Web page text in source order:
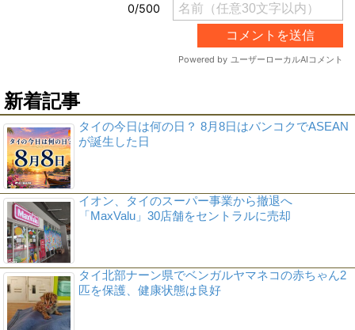
新着記事
タイの今日は何の日？ 8月8日はバンコクでASEAN
が誕生した日
イオン、タイのスーパー事業から撤退へ
「MaxValu」30店舗をセントラルに売却
タイ北部ナーン県でベンガルヤマネコの赤ちゃん2
匹を保護、健康状態は良好